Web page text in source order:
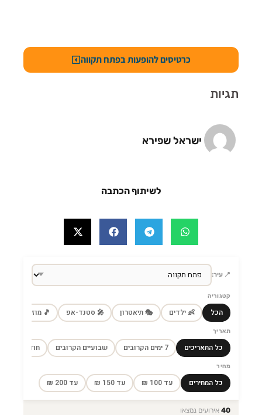
כרטיסים להופעות בפתח תקווה
תגיות
ישראל שפירא
לשיתוף הכתבה
📍 עיר:
קטגוריה
הכל 👶 ילדים 🎭 תיאטרון 🎤 סטנד-אפ 🎵 מוזיקה
תאריך
כל התאריכים 7 ימים הקרובים שבועיים הקרובים חודש הקרוב
מחיר
כל המחירים עד 100 ₪ עד 150 ₪ עד 200 ₪
40 אירועים נמצאו